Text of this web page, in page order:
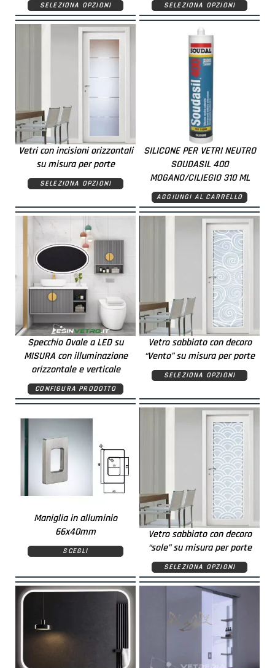
SELEZIONA OPZIONI SELEZIONA OPZIONI
Vetri con incisioni orizzontali
su misura per porte
SELEZIONA OPZIONI
SILICONE PER VETRI NEUTRO
SOUDASIL 400
MOGANO/CILIEGIO 310 ML
AGGIUNGI AL CARRELLO
Specchio Ovale a LED su
MISURA con illuminazione
orizzontale e verticale
CONFIGURA PRODOTTO
Vetro sabbiato con decoro
“Vento” su misura per porte
SELEZIONA OPZIONI
Maniglia in alluminio
66x40mm
SCEGLI
Vetro sabbiato con decoro
“sole” su misura per porte
SELEZIONA OPZIONI